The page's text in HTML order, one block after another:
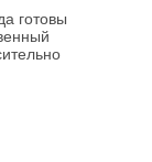
готовы